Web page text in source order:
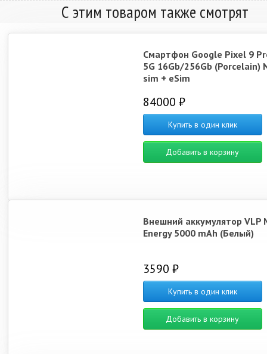
С этим товаром также смотрят
Смартфон Google Pixel 9
5G 16Gb/256Gb (Porcelain)
sim + eSim
84000 ₽
Купить в один клик
Добавить в корзину
Внешний аккумулятор VLP
Energy 5000 mAh (Белый)
3590 ₽
Купить в один клик
Добавить в корзину